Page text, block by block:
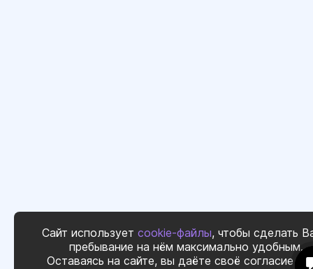
Сайт использует cookie-файлы, чтобы сделать
пребывание на нём максимально удобным.
Оставаясь на сайте, вы даёте своё согласие на